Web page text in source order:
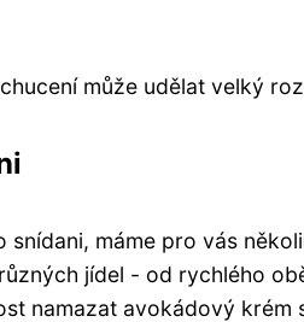
může udělat velký
máme pro vás
jídel - od rychlého
namazat avokádový krém